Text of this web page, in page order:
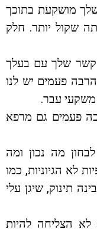
מושקעת בתוכך
שקול יותר. חלק
שלך עם בעלך
פעמים יש לנו
משקעי עבר.
פעמים גם מרפא
מה נכון ומה
לא הגיוניות, כמו
תינוק, שיגן עלי
הצליחה להיות